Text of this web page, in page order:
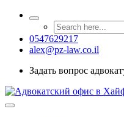
0547629217
alex@pz-law.co.il
Задать вопрос